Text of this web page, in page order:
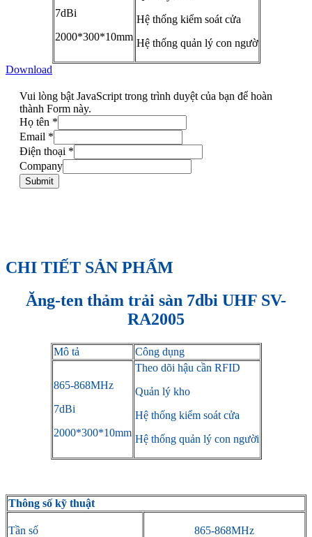
7dBi
2000*300*10mm
Hệ thống kiểm soát cửa
Hệ thống quản lý con ngườ
Download
Vui lòng bật JavaScript trong trình duyệt của bạn để hoàn
thành Form này.
Họ tên *
Email *
Điện thoại *
Company
Submit
CHI TIẾT SẢN PHẨM
Ăng-ten thảm trải sàn 7dbi UHF SV-
RA2005
Mô tả Công dụng
865-868MHz
7dBi
2000*300*10mm
Theo dõi hậu cần RFID
Quản lý kho
Hệ thống kiểm soát cửa
Hệ thống quản lý con người
Thông số kỹ thuật
Tần số 865-868MHz